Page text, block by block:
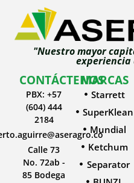
"Nuestro mayor
experiencia
CONTÁCTENOS
PBX: +57
(604) 444
2184
Calle 73
No. 72ab -
85 Bodega
MARCAS
Starrett
SuperKlean
Mundial
Ketchum
Separator